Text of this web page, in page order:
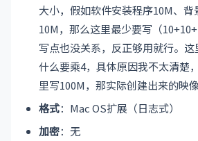
大小，假如软件安装程序10M、
10M，那么这里最少要写（
写点也没关系，反正够用就行。
什么要乘4，具体原因我不太清楚
里写100M，那实际创建出来的映
格式：Mac OS扩展（日志式）
加密：无